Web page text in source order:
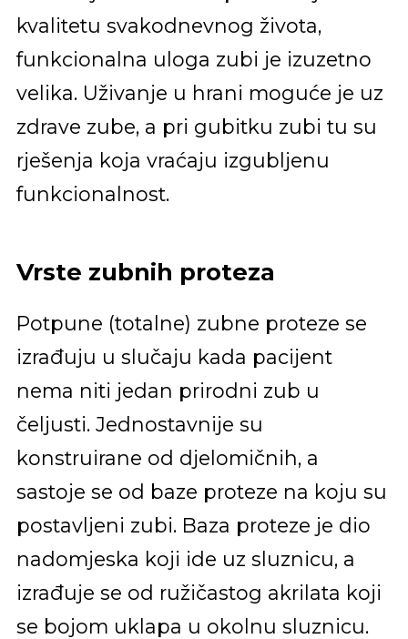
kvalitetu svakodnevnog života,
funkcionalna uloga zubi je izuzetno
velika. Uživanje u hrani moguće je uz
zdrave zube, a pri gubitku zubi tu su
rješenja koja vraćaju izgubljenu
funkcionalnost.
Vrste zubnih proteza
Potpune (totalne) zubne proteze se
izrađuju u slučaju kada pacijent
nema niti jedan prirodni zub u
čeljusti. Jednostavnije su
konstruirane od djelomičnih, a
sastoje se od baze proteze na koju su
postavljeni zubi. Baza proteze je dio
nadomjeska koji ide uz sluznicu, a
izrađuje se od ružičastog akrilata koji
se bojom uklapa u okolnu sluznicu.